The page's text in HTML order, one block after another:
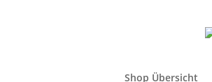
Shop Übersicht